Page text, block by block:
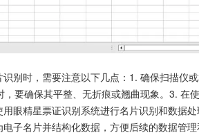
别时，需要注意以下几点：1. 确保扫描仪
要确保其平整、无折痕或翘曲现象。3. 在
眼精星票证识别系统进行名片识别和数据处
子名片并结构化数据，方便后续的数据管